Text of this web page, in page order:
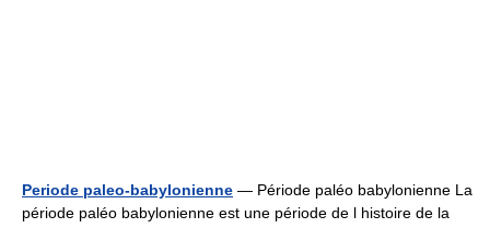
Periode paleo-babylonienne — Période paléo babylonienne La
période paléo babylonienne est une période de l histoire de la